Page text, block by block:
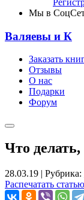
Мы в
Валяевы и К
Заказать
Отзывы
О нас
Подарки
Форум
Что делать,
28.03.19 | Рубрика:
Распечатать статью